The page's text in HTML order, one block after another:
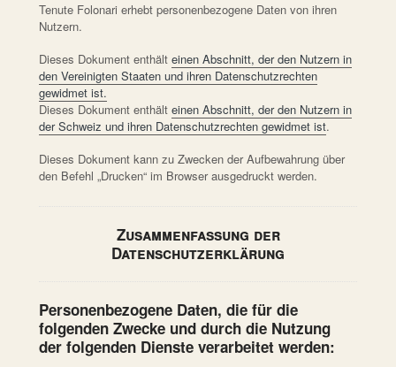
Tenute Folonari erhebt personenbezogene Daten von ihren
Nutzern.
Dieses Dokument enthält einen Abschnitt, der den Nutzern in
den Vereinigten Staaten und ihren Datenschutzrechten
gewidmet ist.
Dieses Dokument enthält einen Abschnitt, der den Nutzern in
der Schweiz und ihren Datenschutzrechten gewidmet ist.
Dieses Dokument kann zu Zwecken der Aufbewahrung über
den Befehl „Drucken“ im Browser ausgedruckt werden.
Zusammenfassung der
Datenschutzerklärung
Personenbezogene Daten, die für die
folgenden Zwecke und durch die Nutzung
der folgenden Dienste verarbeitet werden: